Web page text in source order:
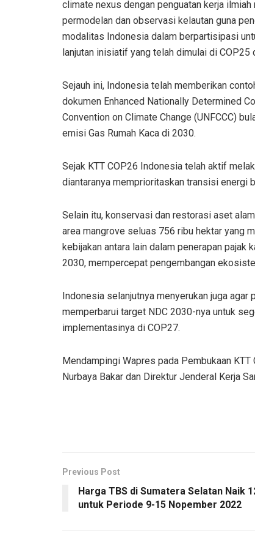
climate nexus dengan penguatan kerja
permodelan dan observasi kelautan guna
modalitas Indonesia dalam berpartisipasi
lanjutan inisiatif yang telah dimulai di COP25
Sejauh ini, Indonesia telah memberikan
dokumen Enhanced Nationally Determined
Convention on Climate Change (UNFCCC)
emisi Gas Rumah Kaca di 2030.
Sejak KTT COP26 Indonesia telah aktif
diantaranya memprioritaskan transisi energi
Selain itu, konservasi dan restorasi aset
area mangrove seluas 756 ribu hektar yang
kebijakan antara lain dalam penerapan pajak
2030, mempercepat pengembangan
Indonesia selanjutnya menyerukan juga
memperbarui target NDC 2030-nya untuk
implementasinya di COP27.
Mendampingi Wapres pada Pembukaan
Nurbaya Bakar dan Direktur Jenderal Kerja
Previous Post
Harga TBS di Sumatera Selatan Naik
untuk Periode 9-15 Nopember 2022